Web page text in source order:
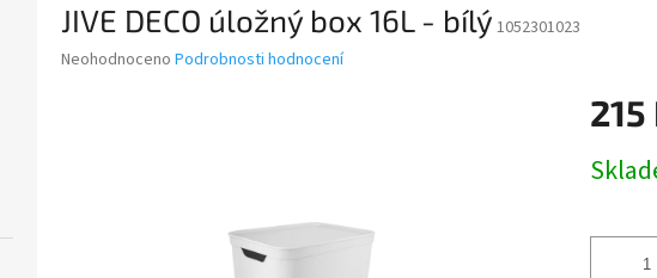
JIVE DECO úložný box 16L - bílý 1052301023
Průměrné
Neohodnoceno Podrobnosti hodnocení
215
cena: